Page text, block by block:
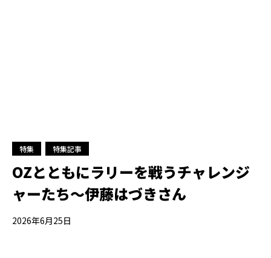
特集 特集記事
OZとともにラリーを戦うチャレンジ
ャーたち〜伊藤はづきさん
2026年6月25日